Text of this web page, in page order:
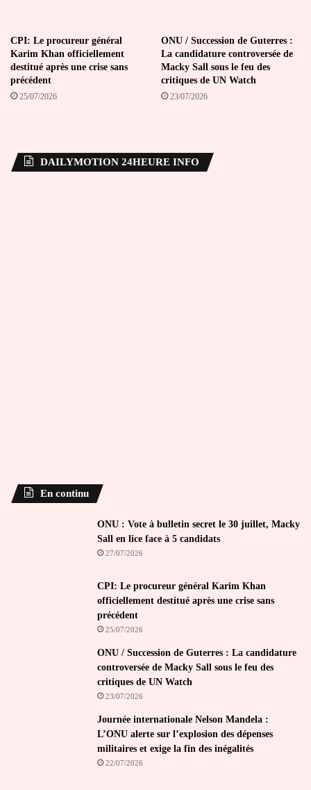
CPI: Le procureur général
Karim Khan officiellement
destitué après une crise sans
précédent
25/07/2026
ONU / Succession de Guterres :
La candidature controversée de
Macky Sall sous le feu des
critiques de UN Watch
23/07/2026
DAILYMOTION 24HEURE INFO
En continu
ONU : Vote à bulletin secret le 30 juillet, Macky
Sall en lice face à 5 candidats
27/07/2026
CPI: Le procureur général Karim Khan
officiellement destitué après une crise sans
précédent
25/07/2026
ONU / Succession de Guterres : La candidature
controversée de Macky Sall sous le feu des
critiques de UN Watch
23/07/2026
Journée internationale Nelson Mandela :
L’ONU alerte sur l’explosion des dépenses
militaires et exige la fin des inégalités
22/07/2026